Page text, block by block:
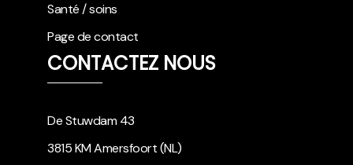
Santé / soins
Page de contact
CONTACTEZ NOUS
De Stuwdam 43
3815 KM Amersfoort (NL)